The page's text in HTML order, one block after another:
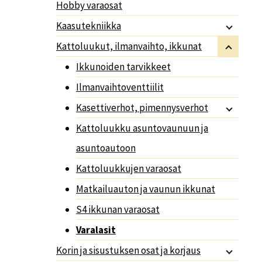
Hobby varaosat
Kaasutekniikka
Kattoluukut, ilmanvaihto, ikkunat
Ikkunoiden tarvikkeet
Ilmanvaihtoventtiilit
Kasettiverhot, pimennysverhot
Kattoluukku asuntovaunuun ja
asuntoautoon
Kattoluukkujen varaosat
Matkailuauton ja vaunun ikkunat
S4 ikkunan varaosat
Varalasit
Korin ja sisustuksen osat ja korjaus